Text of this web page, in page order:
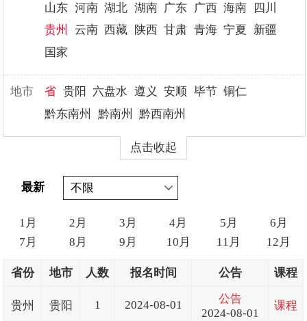
山东 河南 湖北 湖南 广东 广西 海南
四川
贵州
云南 西藏 陕西 甘肃 青海 宁夏
新疆
国家
地市 省 贵阳 六盘水 遵义 安顺 毕节 铜仁
黔东南州
黔南州 黔西南州
点击收起
最新
1月 2月 3月 4月 5月
6月
7月
8月 9月 10月 11月 12月
省份 地市 人数 报名时间 公告 课程
贵州 贵阳 1 2024-08-01
公告
2024-08-01
课程